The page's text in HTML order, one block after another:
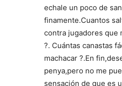
echale un poco de
finamente.Cuantos
contra jugadores que
?. Cuántas canastas
machacar ?.En
penya,pero no me
sensación de que es